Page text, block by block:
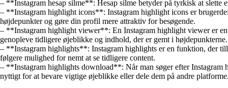
– **Instagram hesap silme**: Hesap silme betyder på tyrkisk at slette
– **Instagram highlight icons**: Instagram highlight icons er
højdepunkter og gøre din profil mere attraktiv for besøgende.
– **Instagram highlight viewer**: En Instagram highlight viewer er
genopleve tidligere øjeblikke og indhold, der er gemt i højdepunkterne.
– **Instagram highlights**: Instagram highlights er en funktion, der
følgere mulighed for nemt at se tidligere content.
– **Instagram highlights download**: Når man søger efter Instagram
nyttigt for at bevare vigtige øjeblikke eller dele dem på andre